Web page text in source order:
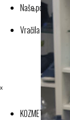
Naše poslovanje
Vračila in
ˣ
KOZMETIKA